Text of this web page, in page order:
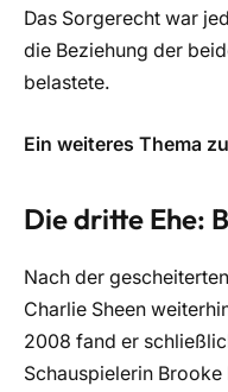
Das Sorgerecht war
die Beziehung der
belastete.
Ein weiteres Thema
Die dritte Ehe:
Nach der
Charlie Sheen
2008 fand er
Schauspielerin